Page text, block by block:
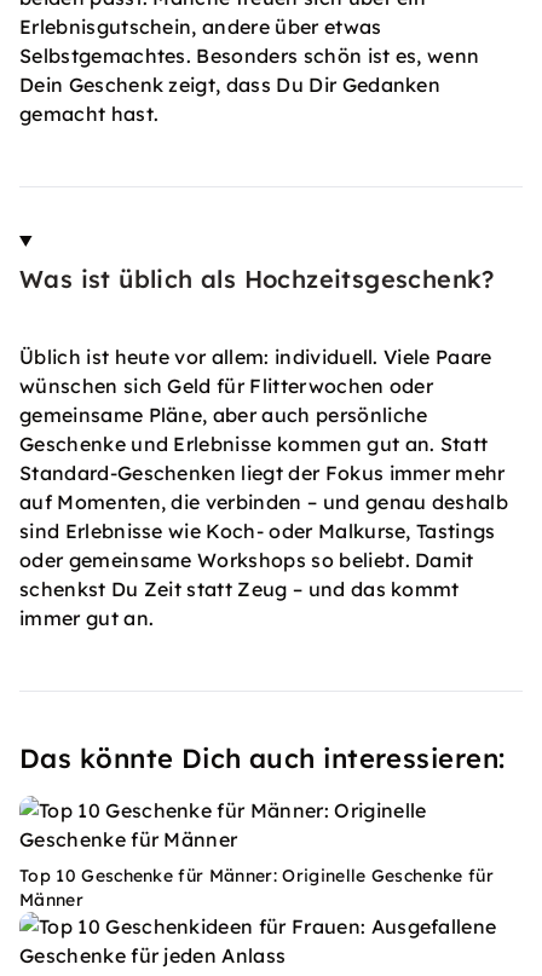
Erlebnisgutschein, andere über etwas
Selbstgemachtes. Besonders schön ist es, wenn
Dein Geschenk zeigt, dass Du Dir Gedanken
gemacht hast.
Was ist üblich als Hochzeitsgeschenk?
Üblich ist heute vor allem: individuell. Viele Paare
wünschen sich Geld für Flitterwochen oder
gemeinsame Pläne, aber auch persönliche
Geschenke und Erlebnisse kommen gut an. Statt
Standard-Geschenken liegt der Fokus immer mehr
auf Momenten, die verbinden – und genau deshalb
sind Erlebnisse wie Koch- oder Malkurse, Tastings
oder gemeinsame Workshops so beliebt. Damit
schenkst Du Zeit statt Zeug – und das kommt
immer gut an.
Das könnte Dich auch interessieren:
Top 10 Geschenke für Männer: Originelle Geschenke für
Männer